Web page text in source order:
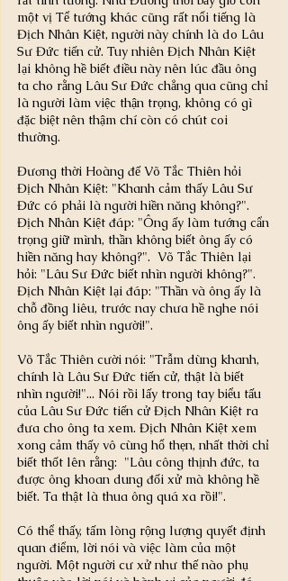
một vị Tể tướng khác cũng rất nổi tiếng là
Địch Nhân Kiệt, người này chính là do Lâu
Sư Đức tiến cử. Tuy nhiên Địch Nhân Kiệt
lại không hề biết điều này nên lúc đầu ông
ta cho rằng Lâu Sư Đức chẳng qua cũng chỉ
là người làm việc thận trọng, không có gì
đặc biệt nên thậm chí còn có chút coi
thường.
Đương thời Hoàng đế Võ Tắc Thiên hỏi
Địch Nhân Kiệt: "Khanh cảm thấy Lâu Sư
Đức có phải là người hiền năng không?".
Địch Nhân Kiệt đáp: "Ông ấy làm tướng cẩn
trọng giữ mình, thần không biết ông ấy có
hiền năng hay không?".  Võ Tắc Thiên lại
hỏi: "Lâu Sư Đức biết nhìn người không?".
Địch Nhân Kiệt lại đáp: "Thần và ông ấy là
chỗ đồng liêu, trước nay chưa hề nghe nói
ông ấy biết nhìn người!".
Võ Tắc Thiên cười nói: "Trẫm dùng khanh,
chính là Lâu Sư Đức tiến cử, thật là biết
nhìn người!"... Nói rồi lấy trong tay biểu tấu
của Lâu Sư Đức tiến cử Địch Nhân Kiệt ra
đưa cho ông ta xem. Địch Nhân Kiệt xem
xong cảm thấy vô cùng hổ thẹn, nhất thời chỉ
biết thốt lên rằng:  "Lâu công thịnh đức, ta
được ông khoan dung đối xử mà không hề
biết. Ta thật là thua ông quá xa rồi!".
Có thể thấy, tấm lòng rộng lượng quyết định
quan điểm, lời nói và việc làm của một
người. Một người cư xử như thế nào phụ